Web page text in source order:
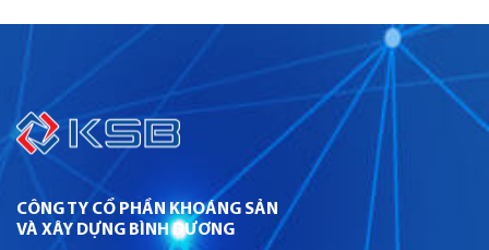
CÔNG TY CỔ PHẦN KHOÁNG SẢN
VÀ XÂY DỰNG BÌNH DƯƠNG